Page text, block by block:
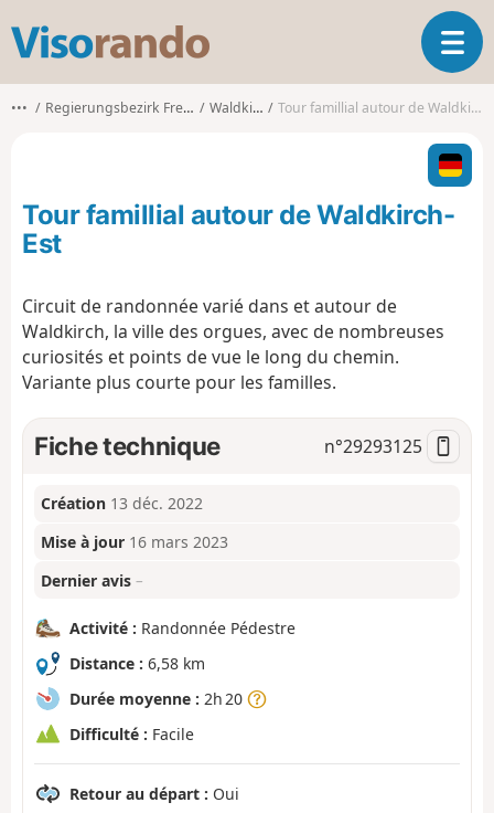
s
o
o
O
u
v
i
r
l
a
o
••• Regierungsbezirk Freiburg Waldkirch Tour famillial autour de Waldkirch-Est
Tour famillial autour de Waldkirch-
Est
Circuit de randonnée varié dans et autour de
Waldkirch, la ville des orgues, avec de nombreuses
curiosités et points de vue le long du chemin.
Variante plus courte pour les familles.
Fiche technique n°29293125
Création 13 déc. 2022
Mise à jour 16 mars 2023
Dernier avis –
Activité : Randonnée Pédestre
Distance : 6,58 km
Durée moyenne : 2h 20
Difficulté : Facile
Retour au départ : Oui